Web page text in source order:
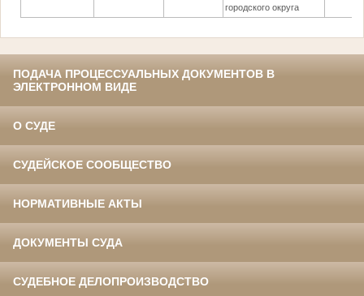
городского округа
ПОДАЧА ПРОЦЕССУАЛЬНЫХ ДОКУМЕНТОВ В
ЭЛЕКТРОННОМ ВИДЕ
О СУДЕ
СУДЕЙСКОЕ СООБЩЕСТВО
НОРМАТИВНЫЕ АКТЫ
ДОКУМЕНТЫ СУДА
СУДЕБНОЕ ДЕЛОПРОИЗВОДСТВО